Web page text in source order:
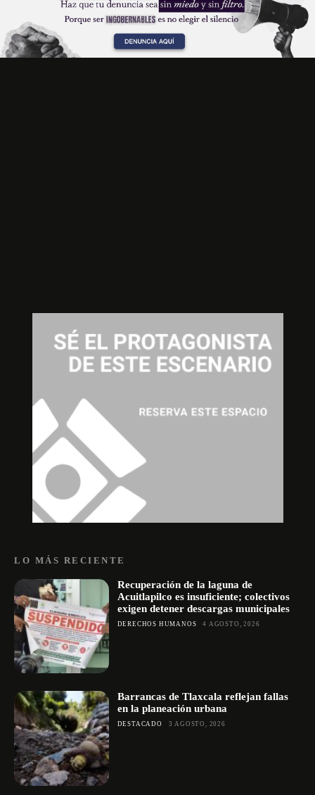
LO MÁS RECIENTE
Recuperación de la laguna de
Acuitlapilco es insuficiente; colectivos
exigen detener descargas municipales
DERECHOS HUMANOS 4 AGOSTO, 2026
Barrancas de Tlaxcala reflejan fallas
en la planeación urbana
DESTACADO 3 AGOSTO, 2026